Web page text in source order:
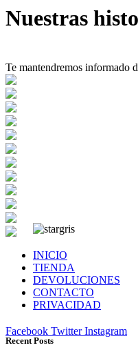
Nuestras
Te mantendremos informado
INICIO
TIENDA
DEVOLUCIONES
CONTACTO
PRIVACIDAD
Facebook Twitter Instagram
Recent Posts